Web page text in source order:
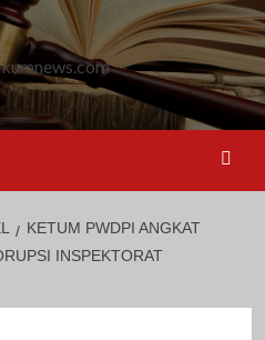
KETUM PWDPI ANGKAT
INSPEKTORAT